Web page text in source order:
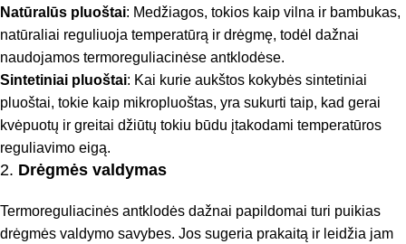
Natūralūs pluoštai: Medžiagos, tokios kaip vilna ir bambukas,
natūraliai reguliuoja temperatūrą ir drėgmę, todėl dažnai
naudojamos termoreguliacinėse antklodėse.
Sintetiniai pluoštai: Kai kurie aukštos kokybės sintetiniai
pluoštai, tokie kaip mikropluoštas, yra sukurti taip, kad gerai
kvėpuotų ir greitai džiūtų tokiu būdu įtakodami temperatūros
reguliavimo eigą.
2. Drėgmės valdymas
Termoreguliacinės antklodės dažnai papildomai turi puikias
drėgmės valdymo savybes. Jos sugeria prakaitą ir leidžia jam